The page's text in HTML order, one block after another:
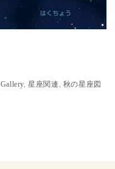
Gallery,星座関連 , 秋の星座図